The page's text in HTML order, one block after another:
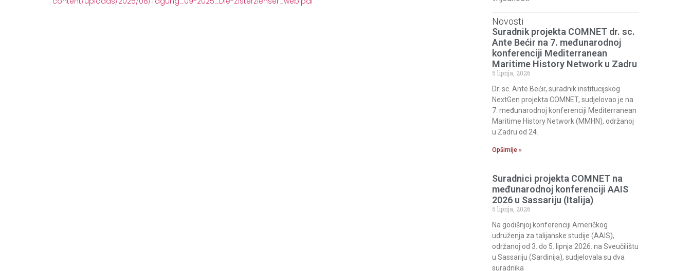
Novosti
Suradnik projekta COMNET dr. sc.
Ante Bećir na 7. međunarodnoj
konferenciji Mediterranean
Maritime History Network u Zadru
5 lipnja, 2026
Dr. sc. Ante Bećir, suradnik institucijskog
NextGen projekta COMNET, sudjelovao je na
7. međunarodnoj konferenciji Mediterranean
Maritime History Network (MMHN), održanoj
u Zadru od 24.
Opširnije »
Suradnici projekta COMNET na
međunarodnoj konferenciji AAIS
2026 u Sassariju (Italija)
5 lipnja, 2026
Na godišnjoj konferenciji Američkog
udruženja za talijanske studije (AAIS),
održanoj od 3. do 5. lipnja 2026. na Sveučilištu
u Sassariju (Sardinija), sudjelovala su dva
suradnika